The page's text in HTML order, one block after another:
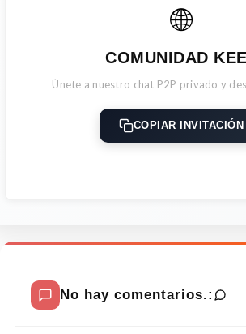
🌐
COMUNIDAD
Únete a nuestro chat P2P privado y
COPIAR INVITACIÓN
No hay comentarios.: